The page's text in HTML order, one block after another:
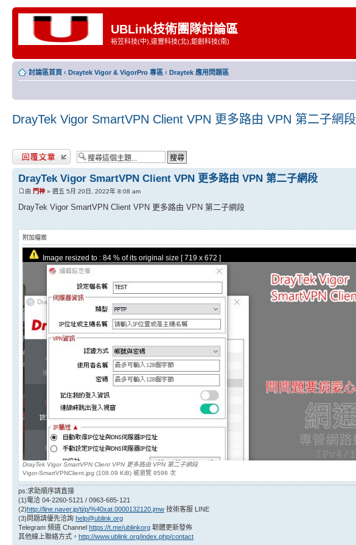
UBLink技術團隊討論區
裕笠科技(中),遠豐科技(北),鉅創科技(南)
討論區首頁 ‹ Draytek Vigor & VigorPro 專區 ‹ Draytek 應用問題區
DrayTek Vigor SmartVPN Client VPN 更多路由 VPN 第二子網段
發表回覆
DrayTek Vigor SmartVPN Client VPN 更多路由 VPN 第二子網段
由 門神 » 週五 5月 20日, 2022年 8:08 am
DrayTek Vigor SmartVPN Client VPN 更多路由 VPN 第二子網段
附加檔案
Image resized to : 84 % of its original size [ 719 x 672 ]
DrayTek Vigor SmartVPN Client VPN 更多路由 VPN 第二子網段
Vigor-SmartVPNClient.jpg (108.09 KiB) 被瀏覽 9598 次
ps:求助順序請直接
(1)電洽 04-2260-5121 / 0963-685-121
(2)http://line.naver.jp/ti/p/%40xat.0000132120.jmw 技術客服 LINE
(3)問題請優先洽詢 help@ublink.org
Telegram 頻道 Channel https://t.me/ublinkorg 韌體更新發佈
其他線上聯絡方式， http://www.ublink.org/index.php/contact